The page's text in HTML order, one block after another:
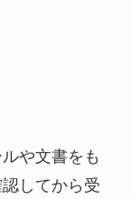
や文書をも
してから受